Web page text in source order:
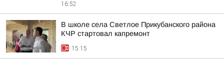
16:52
В школе села Светлое Прикубанского района
КЧР стартовал капремонт
15:15